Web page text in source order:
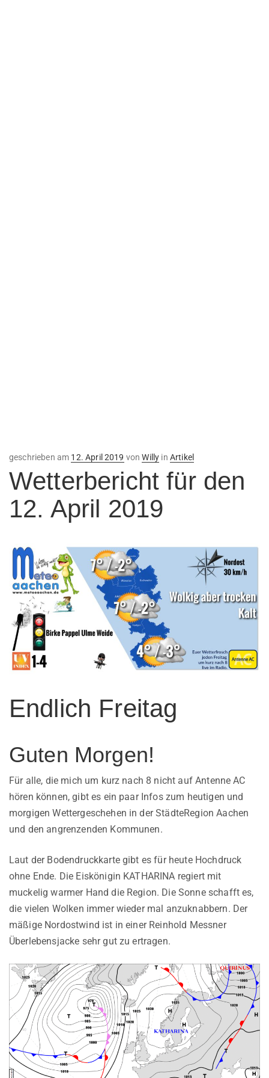
geschrieben am Veröffentlicht
12. April 2019 vonWilly in Artikel
Wetterbericht für den
12. April 2019
Endlich Freitag
Guten Morgen!
Für alle, die mich um kurz nach 8 nicht auf Antenne AC
hören können, gibt es ein paar Infos zum heutigen und
morgigen Wettergeschehen in der StädteRegion Aachen
und den angrenzenden Kommunen.
Laut der Bodendruckkarte gibt es für heute Hochdruck
ohne Ende. Die Eiskönigin KATHARINA regiert mit
muckelig warmer Hand die Region. Die Sonne schafft es,
die vielen Wolken immer wieder mal anzuknabbern. Der
mäßige Nordostwind ist in einer Reinhold Messner
Überlebensjacke sehr gut zu ertragen.